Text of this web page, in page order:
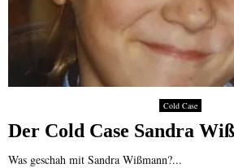
Cold Case
Der Cold Case Sandra
Was geschah mit Sandra Wißmann?...